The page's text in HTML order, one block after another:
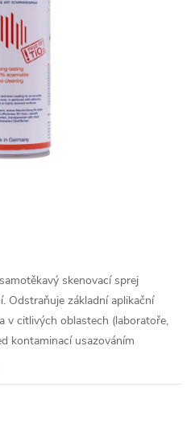
skenovací sprej
Odstraňuje základní aplikační
v citlivých oblastech (laboratoře,
kontaminací usazováním